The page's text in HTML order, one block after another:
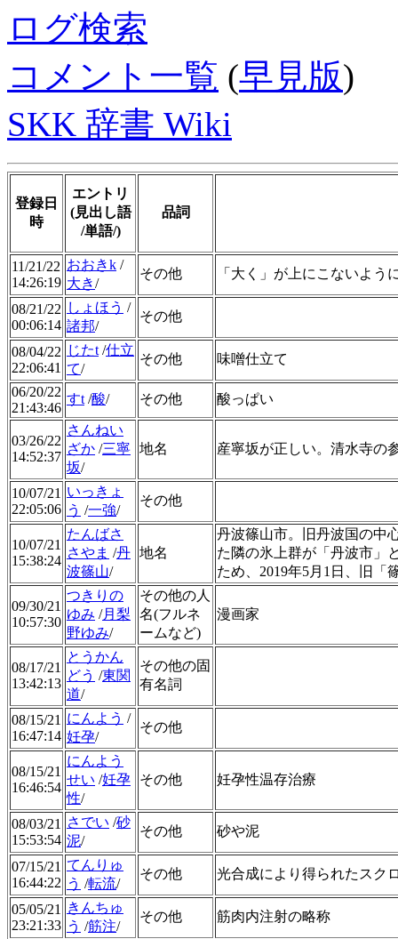
ログ検索
コメント一覧 (早見版)
SKK 辞書 Wiki
登録日
時
エントリ
(見出し語
/単語/)
品詞
11/21/22
14:26:19
おおきk /
大き/
その他 「大く」が上にこないよ
08/21/22
00:06:14
しょほう /
諸邦/
その他
08/04/22
22:06:41
じたt /仕立
て/
その他 味噌仕立て
06/20/22
21:43:46
すt /酸/ その他 酸っぱい
03/26/22
14:52:37
さんねい
ざか /三寧
坂/
地名 産寧坂が正しい。清水寺の
10/07/21
22:05:06
いっきょ
う /一強/
その他
10/07/21
15:38:24
たんばさ
さやま /丹
波篠山/
地名
丹波篠山市。旧丹波国の中
た隣の氷上群が「丹波市」
ため、2019年5月1日、旧「
09/30/21
10:57:30
つきりの
ゆみ /月梨
野ゆみ/
その他の人
名(フルネ
ームなど)
漫画家
08/17/21
13:42:13
とうかん
どう /東関
道/
その他の固
有名詞
08/15/21
16:47:14
にんよう /
妊孕/
その他
08/15/21
16:46:54
にんよう
せい /妊孕
性/
その他 妊孕性温存治療
08/03/21
15:53:54
さでい /砂
泥/
その他 砂や泥
07/15/21
16:44:22
てんりゅ
う /転流/
その他 光合成により得られたスク
05/05/21
23:21:33
きんちゅ
う /筋注/
その他 筋肉内注射の略称